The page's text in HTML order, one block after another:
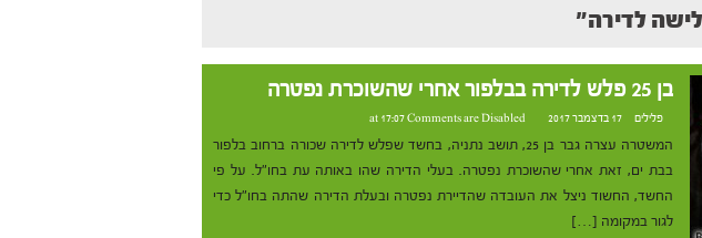
בן 25 פלש לדירה בבלפור אחרי שהשוכרת נפטרה
פלילים 17 בדצמבר 2017 at 17:07 Comments are Disabled
המשטרה עצרה גבר בן 25, תושב נתניה, בחשד שפלש לדירה שכורה ברחוב בלפור
בבת ים, זאת אחרי שהשוכרת נפטרה. בעלי הדירה שהו באותה עת בחו"ל. על פי
החשד, החשוד ניצל את העובדה שהדיירת נפטרה ובעלת הדירה שהתה בחו"ל כדי
לגור במקומה […]